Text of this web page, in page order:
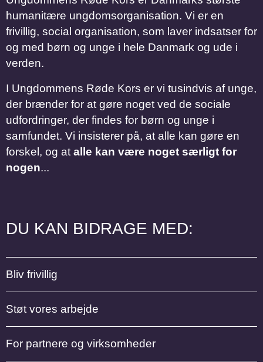
humanitære ungdomsorganisation. Vi er en
frivillig, social organisation, som laver indsatser for
og med børn og unge i hele Danmark og ude i
verden.
I Ungdommens Røde Kors er vi tusindvis af unge,
der brænder for at gøre noget ved de sociale
udfordringer, der findes for børn og unge i
samfundet. Vi insisterer på, at alle kan gøre en
forskel, og at alle kan være noget særligt for
nogen...
DU KAN BIDRAGE MED:
Bliv frivillig
Støt vores arbejde
For partnere og virksomheder